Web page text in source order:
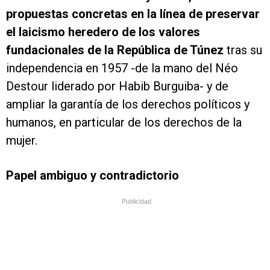
propuestas concretas en la línea de preservar
el laicismo heredero de los valores
fundacionales de la República de Túnez tras su
independencia en 1957 -de la mano del Néo
Destour liderado por Habib Burguiba- y de
ampliar la garantía de los derechos políticos y
humanos, en particular de los derechos de la
mujer.
Papel ambiguo y contradictorio
Publicidad